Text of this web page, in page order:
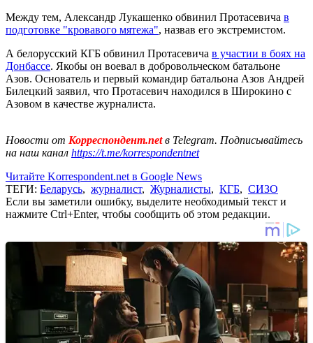
Между тем, Александр Лукашенко обвинил Протасевича в
подготовке "кровавого мятежа", назвав его экстремистом.
А белорусский КГБ обвинил Протасевича в участии в боях на
Донбассе. Якобы он воевал в добровольческом батальоне
Азов. Основатель и первый командир батальона Азов Андрей
Билецкий заявил, что Протасевич находился в Широкино с
Азовом в качестве журналиста.
Новости от Корреспондент.netв Telegram. Подписывайтесь
на наш канал https://t.me/korrespondentnet
Читайте Korrespondent.net в Google News
ТЕГИ: Беларусь, журналист, Журналисты, КГБ, СИЗО
Если вы заметили ошибку, выделите необходимый текст и
нажмите Ctrl+Enter, чтобы сообщить об этом редакции.